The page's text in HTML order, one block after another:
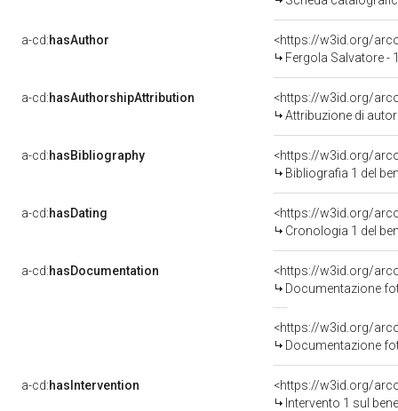
a-cd:hasAuthor
<https://w3id.org/
Fergola Salvatore -
a-cd:hasAuthorshipAttribution
<https://w3id.org/
Attribuzione di
a-cd:hasBibliography
<https://w3id.org/
Bibliografia 1 del
a-cd:hasDating
<https://w3id.org/
Cronologia 1 del
a-cd:hasDocumentation
Documentazione
Documentazione
a-cd:hasIntervention
<https://w3id.org/
Intervento 1 sul